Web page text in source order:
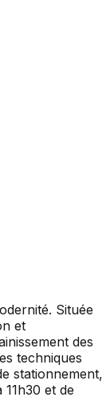
Située
et
des
techniques
stationnement,
et de